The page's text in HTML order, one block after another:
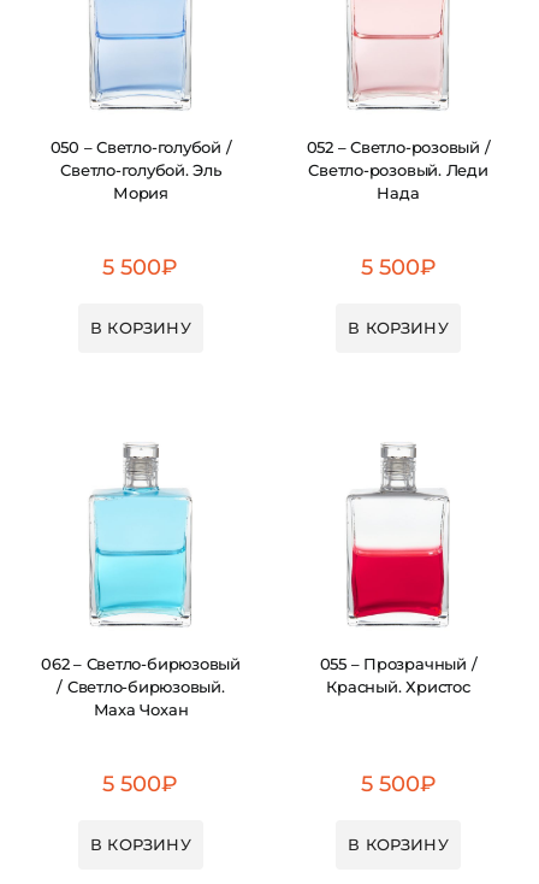
050 – Светло-голубой /
Светло-голубой. Эль
Мория
5 500₽
В КОРЗИНУ
052 – Светло-розовый /
Светло-розовый. Леди
Нада
5 500₽
В КОРЗИНУ
062 – Светло-бирюзовый
/ Светло-бирюзовый.
Маха Чохан
5 500₽
В КОРЗИНУ
055 – Прозрачный /
Красный. Христос
5 500₽
В КОРЗИНУ